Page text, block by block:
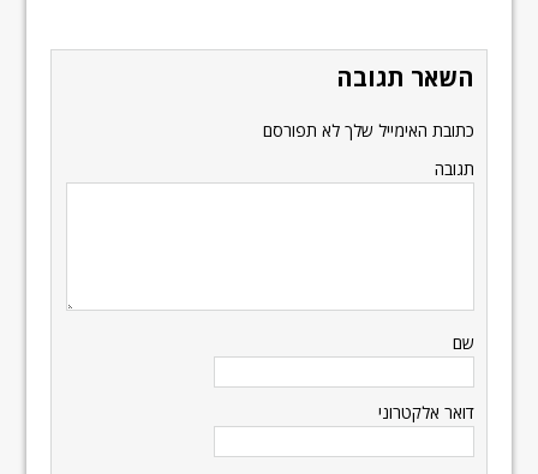
השאר תגובה
כתובת האימייל שלך לא תפורסם
תגובה
שם
דואר אלקטרוני